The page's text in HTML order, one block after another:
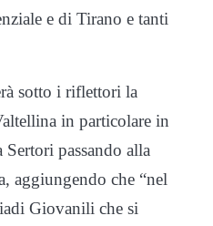
e di Tirano e tanti
sotto i riflettori la
in particolare in
passando alla
aggiungendo che “nel
Giovanili che si